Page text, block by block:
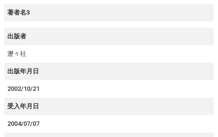
著者名3
出版者
瀝々社
出版年月日
2002/10/21
受入年月日
2004/07/07